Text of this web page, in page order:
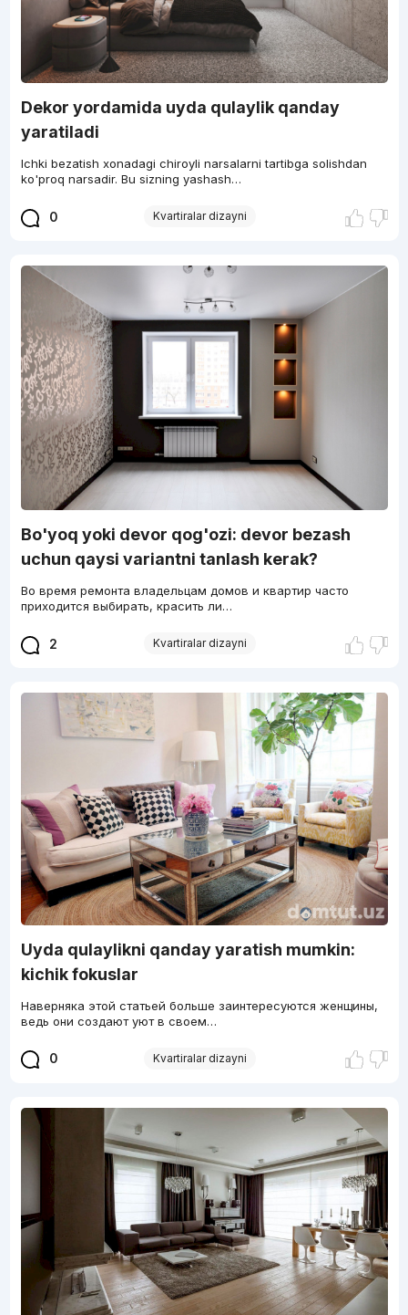
Dekor yordamida uyda qulaylik qanday
yaratiladi
Ichki bezatish xonadagi chiroyli narsalarni tartibga solishdan
ko'proq narsadir. Bu sizning yashash…
0 Kvartiralar dizayni
Bo'yoq yoki devor qog'ozi: devor bezash
uchun qaysi variantni tanlash kerak?
Во время ремонта владельцам домов и квартир часто
приходится выбирать, красить ли…
2 Kvartiralar dizayni
Uyda qulaylikni qanday yaratish mumkin:
kichik fokuslar
Наверняка этой статьей больше заинтересуются женщины,
ведь они создают уют в своем…
0 Kvartiralar dizayni